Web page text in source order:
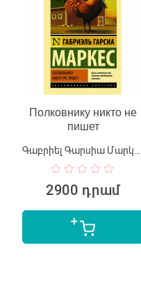
Полковнику никто не
пишет
Գաբրիել Գարսիա Մարկես
2900 դրամ